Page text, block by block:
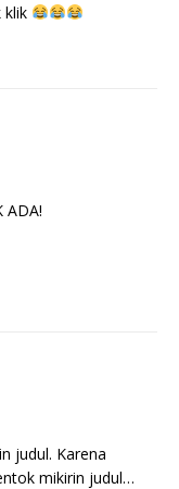
klik
ADA!
judul. Karena
mikirin judul…